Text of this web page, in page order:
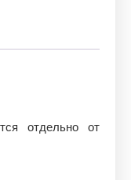
отдельно от